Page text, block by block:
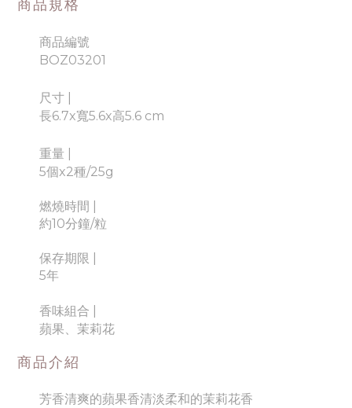
商品規格
商品編號
BOZ03201
尺寸 |
長6.7x寬5.6x高5.6 cm
重量 |
5個x2種/25g
燃燒時間
約10分鐘/粒
保存期限
5年
香味組合
蘋果、茉莉花
商品介紹
芳香清爽的蘋果香清淡柔和的茉莉花香